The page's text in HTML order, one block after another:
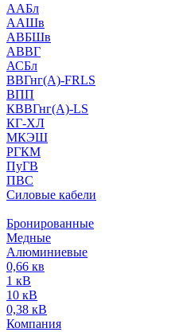
ААБл
ААШв
АВБШв
АВВГ
АСБл
ВВГнг(А)-FRLS
ВПП
КВВГнг(А)-LS
КГ-ХЛ
МКЭШ
РГКМ
ПуГВ
ПВС
Силовые кабели
Бронированные
Медные
Алюминиевые
0,66 кв
1 кВ
10 кВ
0,38 кВ
Компания